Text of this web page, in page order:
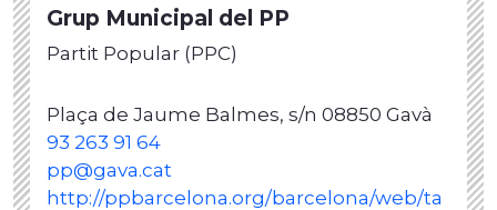
Grup Municipal del PP
Partit Popular (PPC)
Plaça de Jaume Balmes, s/n 08850 Gavà
93 263 91 64
pp@gava.cat
http://ppbarcelona.org/barcelona/web/ta